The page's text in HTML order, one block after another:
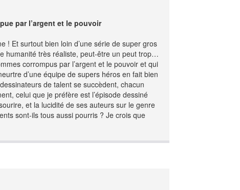
par l’argent et le pouvoir
! Et surtout bien loin d’une série de super gros
humanité très réaliste, peut-être un peut trop…
corrompus par l’argent et le pouvoir et qui
d’une équipe de supers héros en fait bien
de talent se succèdent, chacun
celui que je préfère est l’épisode dessiné
et la lucidité de ses auteurs sur le genre
sont-ils tous aussi pourris ? Je crois que